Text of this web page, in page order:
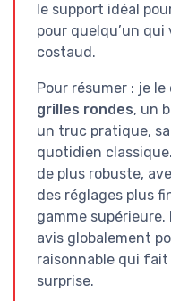
le support idéal
pour quelqu’un
costaud.
Pour résumer : je
grilles rondes, un
un truc pratique,
quotidien
de plus robuste,
des réglages plus
gamme supérieure.
avis globalement
raisonnable qui fait
surprise.